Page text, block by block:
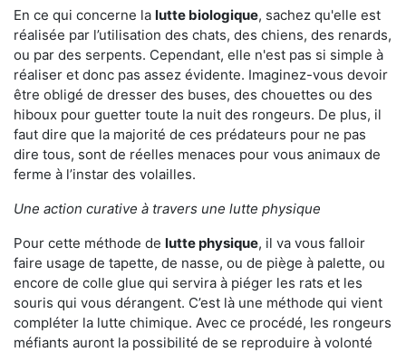
En ce qui concerne la lutte biologique, sachez qu'elle est
réalisée par l’utilisation des chats, des chiens, des renards,
ou par des serpents. Cependant, elle n'est pas si simple à
réaliser et donc pas assez évidente. Imaginez-vous devoir
être obligé de dresser des buses, des chouettes ou des
hiboux pour guetter toute la nuit des rongeurs. De plus, il
faut dire que la majorité de ces prédateurs pour ne pas
dire tous, sont de réelles menaces pour vous animaux de
ferme à l’instar des volailles.
Une action curative à travers une lutte physique
Pour cette méthode de lutte physique, il va vous falloir
faire usage de tapette, de nasse, ou de piège à palette, ou
encore de colle glue qui servira à piéger les rats et les
souris qui vous dérangent. C’est là une méthode qui vient
compléter la lutte chimique. Avec ce procédé, les rongeurs
méfiants auront la possibilité de se reproduire à volonté